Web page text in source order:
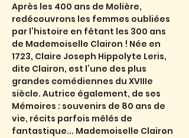
Après les 400 ans de Molière,
redécouvrons les femmes oubliées
par l’histoire en fêtant les 300 ans
de Mademoiselle Clairon ! Née en
1723, Claire Joseph Hippolyte Leris,
dite Clairon, est l’une des plus
grandes comédiennes du XVIIIe
siècle. Autrice également, de ses
Mémoires : souvenirs de 80 ans de
vie, récits parfois mêlés de
fantastique... Mademoiselle Clairon